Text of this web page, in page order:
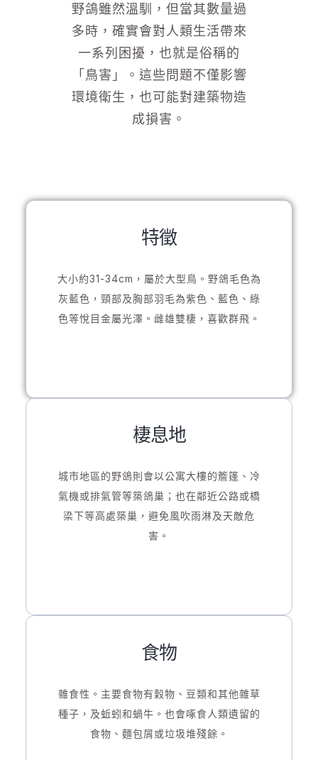
野鴿雖然溫馴，但當其數量過
多時，確實會對人類生活帶來
一系列困擾，也就是俗稱的
「鳥害」。這些問題不僅影響
環境衛生，也可能對建築物造
成損害。
特徵
大小約31-34cm，屬於大型鳥。野鴿毛色為
灰藍色，頸部及胸部羽毛為紫色、藍色、綠
色等悅目金屬光澤。雌雄雙棲，喜歡群飛。
棲息地
城市地區的野鴿則會以公寓大樓的簷篷、冷
氣機或排氣管等築鴿巢；也在鄰近公路或橋
梁下等高處築巢，避免風吹雨淋及天敵危
害。
食物
雜食性。主要食物有穀物、豆類和其他雜草
種子，及蚯蚓和蝸牛。也會啄食人類遺留的
食物、麵包屑或垃圾堆殘餘。